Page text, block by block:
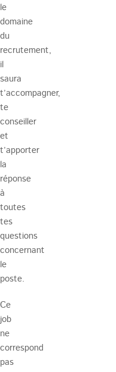
le
domaine
du
recrutement,
il
saura
t’accompagner,
te
conseiller
et
t’apporter
la
réponse
à
toutes
tes
questions
concernant
le
poste.
Ce
job
ne
correspond
pas